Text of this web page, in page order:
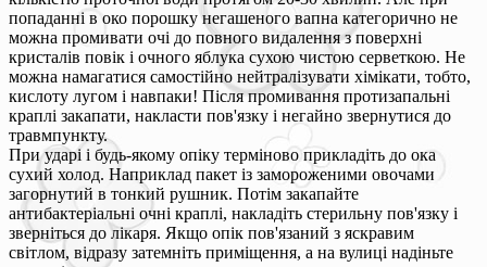
попаданні в око порошку негашеного вапна категорично не
можна промивати очі до повного видалення з поверхні
кристалів повік і очного яблука сухою чистою серветкою. Не
можна намагатися самостійно нейтралізувати хімікати, тобто,
кислоту лугом і навпаки! Після промивання протизапальні
краплі закапати, накласти пов'язку і негайно звернутися до
травмпункту.
При ударі і будь-якому опіку терміново прикладіть до ока
сухий холод. Наприклад пакет із замороженими овочами
загорнутий в тонкий рушник. Потім закапайте
антибактеріальні очні краплі, накладіть стерильну пов'язку і
зверніться до лікаря. Якщо опік пов'язаний з яскравим
світлом, відразу затемніть приміщення, а на вулиці надіньте